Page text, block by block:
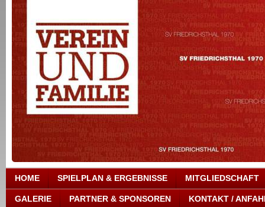
HOME SPIELPLAN & ERGEBNISSE MITGLIEDSCHAFT
GALERIE PARTNER & SPONSOREN KONTAKT /